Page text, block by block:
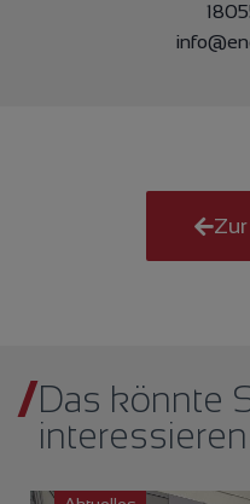
Das könnte
interessieren